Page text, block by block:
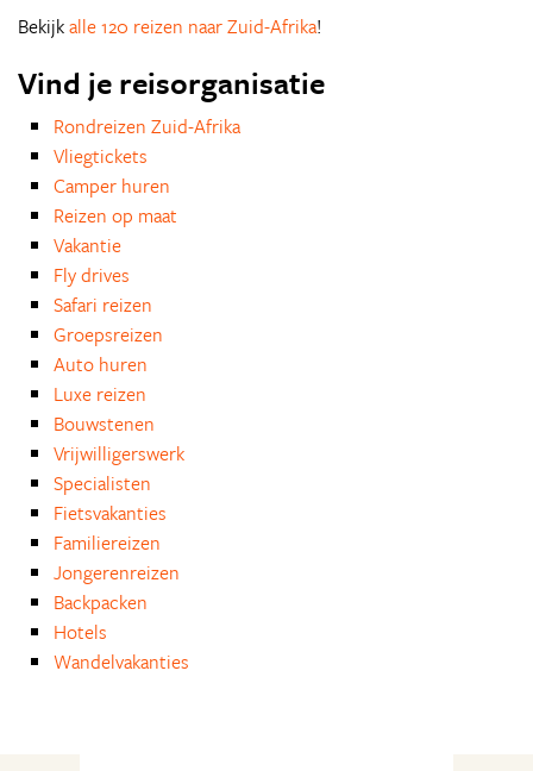
Bekijkalle 120 reizen naar Zuid-Afrika!
Vind je reisorganisatie
Rondreizen Zuid-Afrika
Vliegtickets
Camper huren
Reizen op maat
Vakantie
Fly drives
Safari reizen
Groepsreizen
Auto huren
Luxe reizen
Bouwstenen
Vrijwilligerswerk
Specialisten
Fietsvakanties
Familiereizen
Jongerenreizen
Backpacken
Hotels
Wandelvakanties